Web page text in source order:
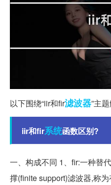
以下围绕“iir和fir滤波器”主
iir和fir系统函数区别?
一、构成不同 1、fir:一种替
撑(finite support)滤波器,称